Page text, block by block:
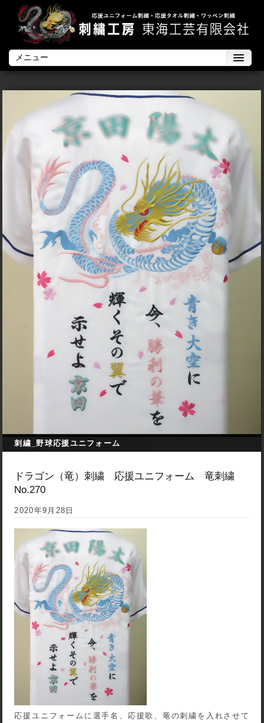
刺繍_野球応援ユニフォーム
ドラゴン（竜）刺繍 応援ユニフォーム 竜刺繍
No.270
2020年9月28日
応援ユニフォームに選手名、応援歌、竜の刺繍を入れさせて